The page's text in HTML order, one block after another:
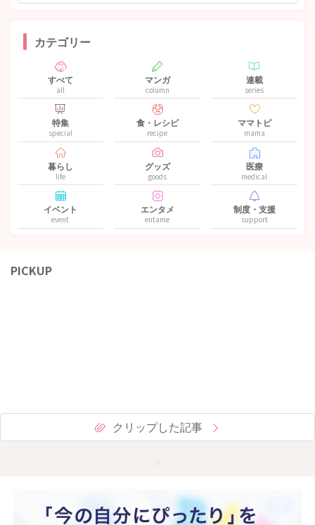
カテゴリー
すべて
all
マンガ
column
連載
series
特集
special
食・レシピ
recipe
ママトピ
mama
暮らし
life
グッズ
goods
医療
medical
イベント
event
エンタメ
entame
制度・支援
support
PICKUP
クリップした記事